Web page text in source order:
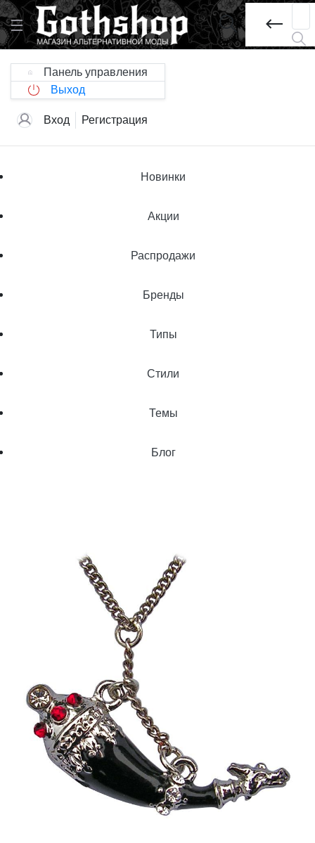
Панель управления
Выход
Вход Регистрация
Новинки
Акции
Распродажи
Бренды
Типы
Стили
Темы
Блог